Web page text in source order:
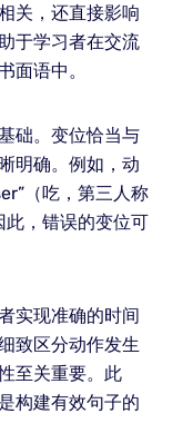
关，还直接影响
于学习者在交流
面语中。
础。变位恰当与
明确。例如，动
（吃，第三人称
此，错误的变位可
实现准确的时间
致区分动作发生
至关重要。此
构建有效句子的